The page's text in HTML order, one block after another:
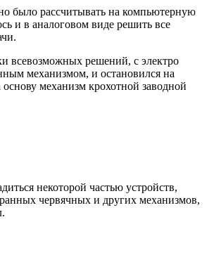
было рассчитывать на компьютерную
и в аналоговом виде решить все
всевозможных решений, с электро
механизмом, и остановился на
основу механизм крохотной заводной
некоторой частью устройств,
червячных и других механизмов,